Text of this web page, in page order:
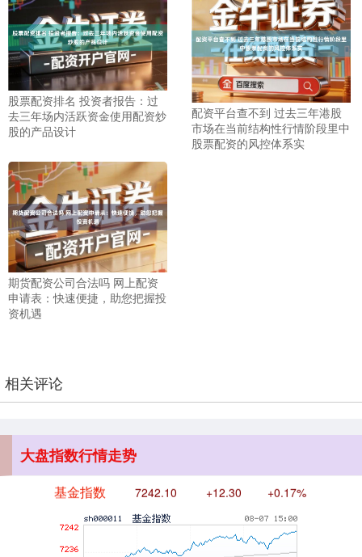
股票配资排名 投资者报告：过
去三年场内活跃资金使用配资炒
股的产品设计
配资平台查不到 过去三年港股
市场在当前结构性行情阶段里中
股票配资的风控体系实
期货配资公司合法吗 网上配资
申请表：快速便捷，助您把握投
资机遇
相关评论
大盘指数行情走势
北证50 1134.24 +11.37 +1.01%
创业板指 3563.12